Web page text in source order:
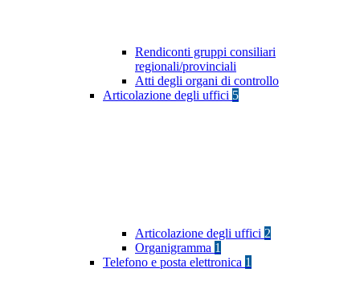
Rendiconti gruppi consiliari
regionali/provinciali
Atti degli organi di controllo
Articolazione degli uffici 5
Articolazione degli uffici 2
Organigramma 1
Telefono e posta elettronica 1